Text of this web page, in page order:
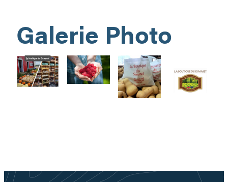
Galerie Photo